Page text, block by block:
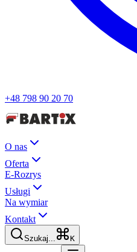
+48 798 90 20 70
O nas
Oferta
E-Rozrys
Usługi
Na wymiar
Kontakt
Szukaj... K